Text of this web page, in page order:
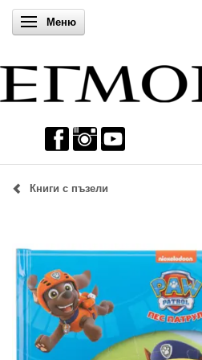
Включи навигацията
Меню
Книги с пъзели